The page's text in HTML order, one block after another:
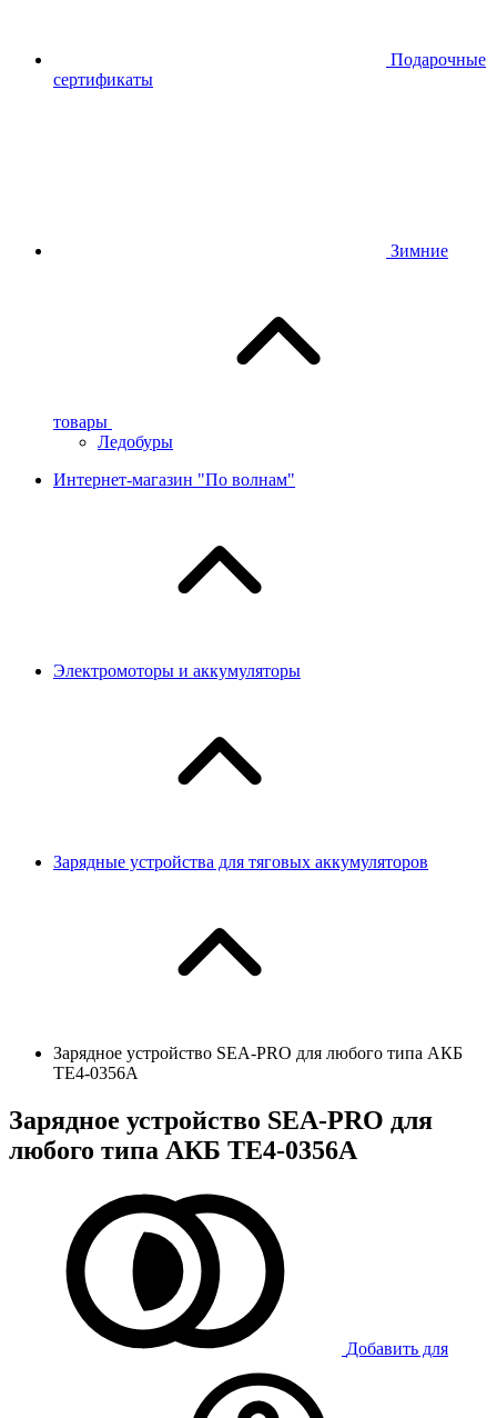
Подарочные
сертификаты
Зимние
товары
Ледобуры
Интернет-магазин "По волнам"
Электромоторы и аккумуляторы
Зарядные устройства для тяговых аккумуляторов
Зарядное устройство SEA-PRO для любого типа АКБ
ТЕ4-0356A
Зарядное устройство SEA-PRO для
любого типа АКБ ТЕ4-0356A
Добавить для